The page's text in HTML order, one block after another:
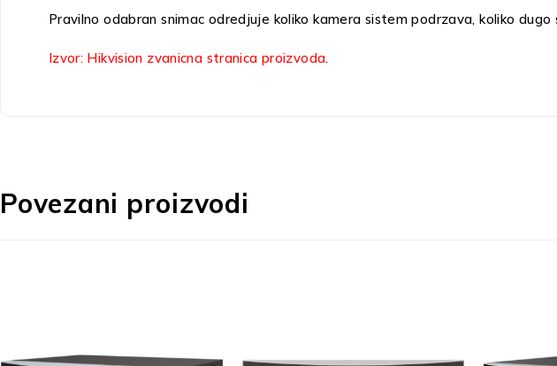
Pravilno odabran snimac odredjuje koliko kamera sistem podrzava, koliko
Izvor: Hikvision zvanicna stranica proizvoda.
Povezani proizvodi